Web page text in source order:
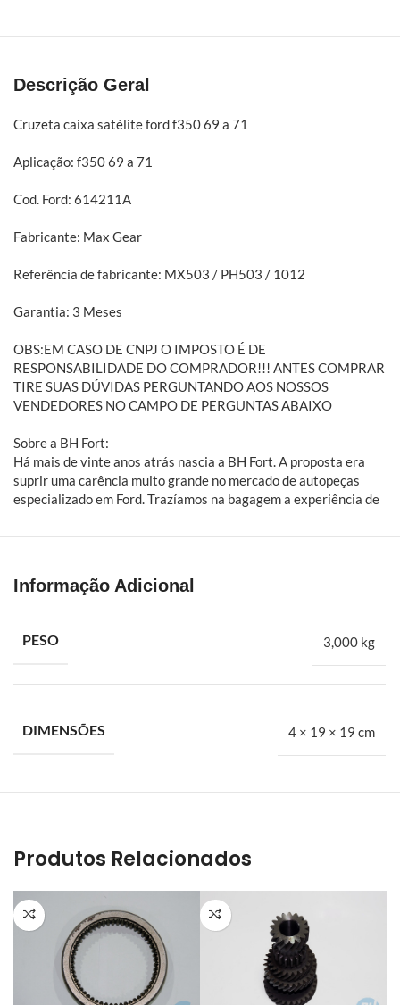
Descrição Geral
Cruzeta caixa satélite ford f350 69 a 71
Aplicação: f350 69 a 71
Cod. Ford: 614211A
Fabricante: Max Gear
Referência de fabricante: MX503 / PH503 / 1012
Garantia: 3 Meses
OBS:EM CASO DE CNPJ O IMPOSTO É DE
RESPONSABILIDADE DO COMPRADOR!!! ANTES COMPRAR
TIRE SUAS DÚVIDAS PERGUNTANDO AOS NOSSOS
VENDEDORES NO CAMPO DE PERGUNTAS ABAIXO
Sobre a BH Fort:
Há mais de vinte anos atrás nascia a BH Fort. A proposta era
suprir uma carência muito grande no mercado de autopeças
especializado em Ford. Trazíamos na bagagem a experiência de
especialista em peças automotivas para veículos leves, médios
Cod. Ford: 614211A
especializado em Ford. Trazíamos na bagagem a experiência de
alguns anos dentro de concessionárias e auto peças. A BH Fort é
especialista em peças automotivas para veículos leves, médios
e pesados da Ford. Embreagens, freios, amortecedores,
suspensões, filtros e mais.
Informação Adicional
PESO 3,000 kg
DIMENSÕES 4 × 19 × 19 cm
Produtos Relacionados